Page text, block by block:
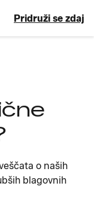
Pridruži se zdaj
o naših
blagovnih